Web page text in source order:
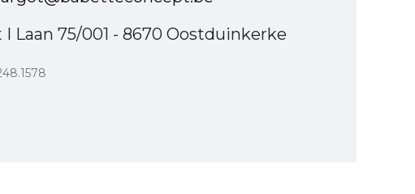
Laan 75/001 - 8670 Oostduinkerke